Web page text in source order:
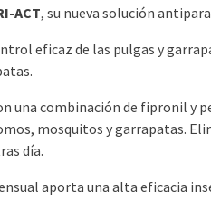
ACT, su nueva solución
eficaz de las pulgas y
una combinación de fipronil y
mosquitos y garrapatas.
día.
aporta una alta eficacia